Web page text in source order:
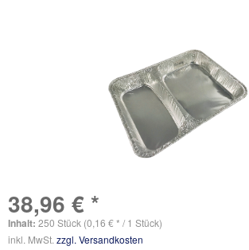
38,96 € *
Inhalt: 250 Stück (0,16 € * / 1 Stück)
inkl. MwSt. zzgl. Versandkosten